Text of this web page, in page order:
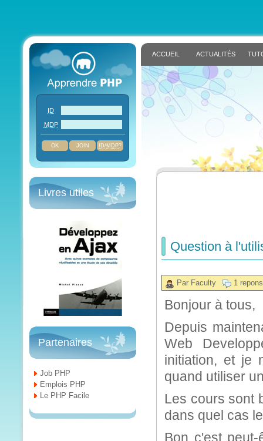
ACCUEIL ACTUALITÉS
Question à
Par Faculty 1
Bonjour à tous,
Depuis
Web
initiation, et je
quand utiliser
Les cours sont
dans quel cas
Bon c'est
ID
MDP
JOIN ID/MDP?
Livres utiles
Partenaires
Job PHP
Emplois PHP
Le PHP Facile